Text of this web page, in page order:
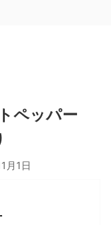
ペッパー
月1日